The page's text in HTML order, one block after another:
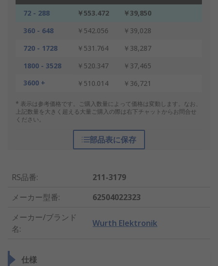
72 - 288 ￥553.472
￥39,850
360 - 648
￥542.056
￥39,028
720 - 1728
￥531.764
￥38,287
1800 - 3528
￥520.347
￥37,465
3600 +
￥510.014 ￥36,721
* 表示は参考価格です。ご購入数量によって価格は変動します。なお、
上記数量を大きく超える大量ご購入の際は右下チャットからお問合せ
ください。
部品表に保存
RS品番:
211-3179
メーカー型番:
62504022323
メーカー/ブランド
名:
Wurth Elektronik
仕様